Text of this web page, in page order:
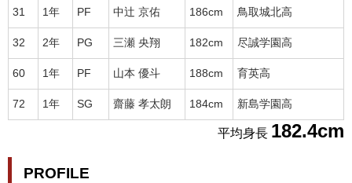
31 1年 PF 中辻 京佑 186cm 鳥取城北高
32 2年 PG 三瀬 央翔 182cm 尽誠学園高
60 1年 PF 山本 優斗 188cm 育英高
72 1年 SG 齋藤 孝太朗 184cm 新島学園高
平均身長 182.4cm
PROFILE